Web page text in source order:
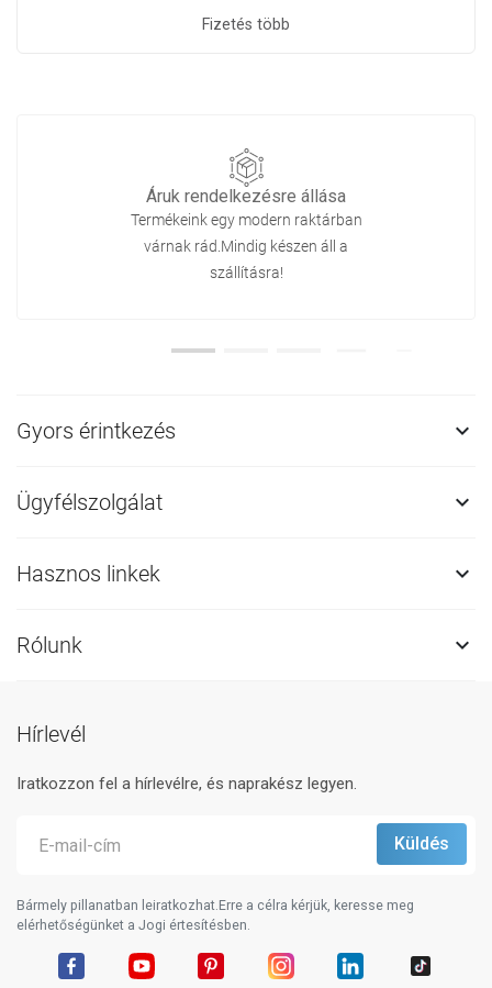
Fizetés több
Áruk rendelkezésre állása
Termékeink egy modern raktárban
várnak rád.Mindig készen áll a
szállításra!
Gyors érintkezés 
Ügyfélszolgálat 
Hasznos linkek 
Rólunk 
Hírlevél
Iratkozzon fel a hírlevélre, és naprakész legyen.
Bármely pillanatban leiratkozhat.Erre a célra kérjük, keresse meg
elérhetőségünket a Jogi értesítésben.